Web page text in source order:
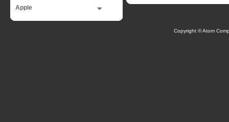
Apple
Copyright © Atom